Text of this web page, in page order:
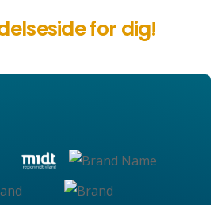
for dig!